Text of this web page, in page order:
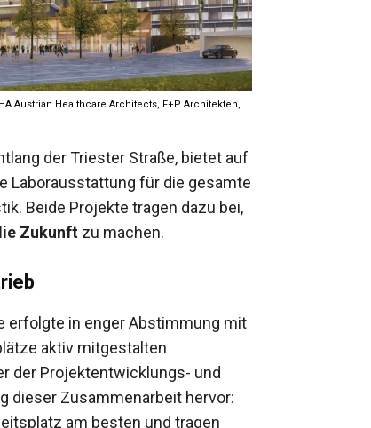
Austrian Healthcare Architects, F+P Architekten,
der Triester Straße, bietet auf
Laborausstattung für die gesamte
Beide Projekte tragen dazu bei,
Zukunftzu machen.
erfolgte in enger Abstimmung mit
aktiv mitgestalten
der Projektentwicklungs- und
dieser Zusammenarbeit hervor:
am besten und tragen